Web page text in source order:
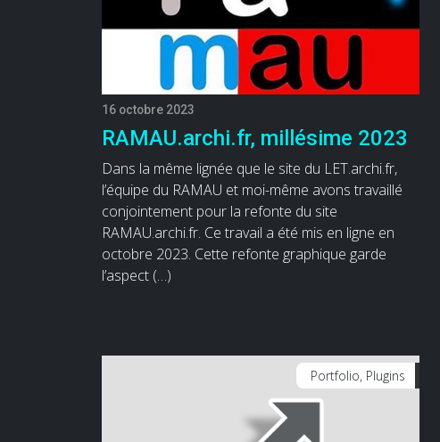
16 octobre 2023
RAMAU.archi.fr, millésime 2023
Dans la même lignée que le site du LET.archi.fr,
l’équipe du RAMAU et moi-même avons travaillé
conjointement pour la refonte du site
RAMAU.archi.fr. Ce travail a été mis en ligne en
octobre 2023. Cette refonte graphique garde
l’aspect (…)
Portfolio, Plugins